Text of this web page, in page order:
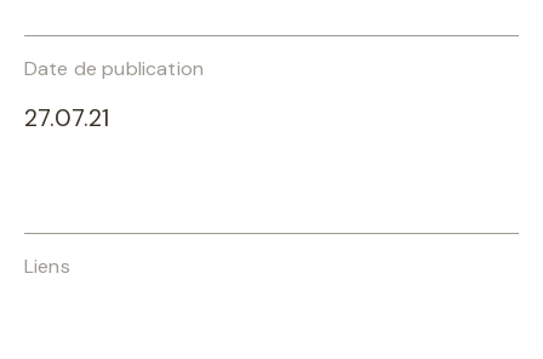
Date de publication
27.07.21
Liens